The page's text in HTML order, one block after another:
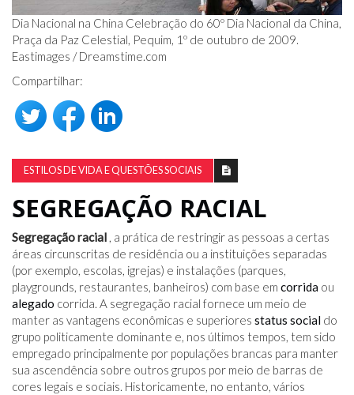
Dia Nacional na China Celebração do 60º Dia Nacional da China,
Praça da Paz Celestial, Pequim, 1º de outubro de 2009.
Eastimages /Dreamstime.com
Compartilhar:
ESTILOS DE VIDA E QUESTÕES SOCIAIS
SEGREGAÇÃO RACIAL
Segregação racial , a prática de restringir as pessoas a certas
áreas circunscritas de residência ou a instituições separadas
(por exemplo, escolas, igrejas) e instalações (parques,
playgrounds, restaurantes, banheiros) com base em corrida ou
alegado corrida. A segregação racial fornece um meio de
manter as vantagens econômicas e superiores status social do
grupo politicamente dominante e, nos últimos tempos, tem sido
empregado principalmente por populações brancas para manter
sua ascendência sobre outros grupos por meio de barras de
cores legais e sociais. Historicamente, no entanto, vários